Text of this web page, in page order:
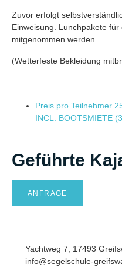
Zuvor erfolgt
Einweisung. Lunchpakete für
mitgenommen werden.
(Wetterfeste Bekleidung
Preis pro Teilnehmer
INCL. BOOTSMIETE
Geführte
ANFRAGE
Yachtweg 7, 17493
info@segelschule-